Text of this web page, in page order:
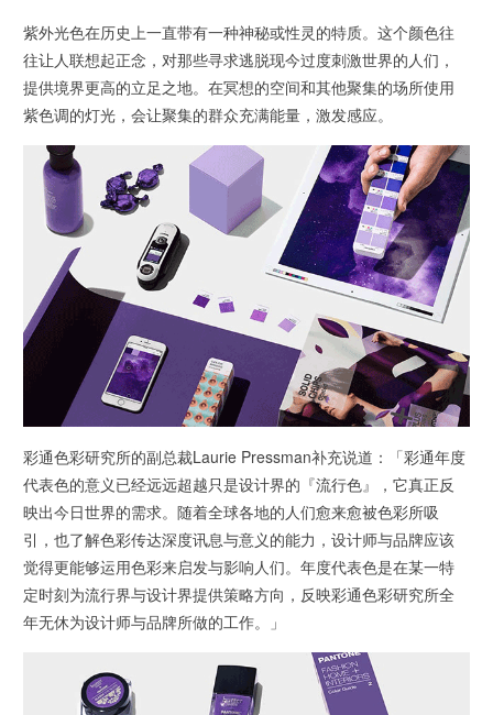
紫外光色在历史上一直带有一种神秘或性灵的特质。这个颜色往
往让人联想起正念，对那些寻求逃脱现今过度刺激世界的人们，
提供境界更高的立足之地。在冥想的空间和其他聚集的场所使用
紫色调的灯光，会让聚集的群众充满能量，激发感应。
彩通色彩研究所的副总裁Laurie Pressman补充说道：「彩通年度
代表色的意义已经远远超越只是设计界的『流行色』，它真正反
映出今日世界的需求。随着全球各地的人们愈来愈被色彩所吸
引，也了解色彩传达深度讯息与意义的能力，设计师与品牌应该
觉得更能够运用色彩来启发与影响人们。年度代表色是在某一特
定时刻为流行界与设计界提供策略方向，反映彩通色彩研究所全
年无休为设计师与品牌所做的工作。」